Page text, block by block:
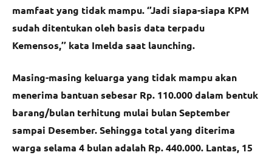
mamfaat yang tidak mampu. ‘’Jadi siapa-siapa KPM
sudah ditentukan oleh basis data terpadu
Kemensos,’’ kata Imelda saat launching.
Masing-masing keluarga yang tidak mampu akan
menerima bantuan sebesar Rp. 110.000 dalam bentuk
barang/bulan terhitung mulai bulan September
sampai Desember. Sehingga total yang diterima
warga selama 4 bulan adalah Rp. 440.000. Lantas, 15